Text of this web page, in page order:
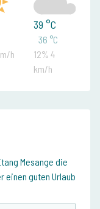
h
39 °C
36 °C
12% 4
km/h
Mesange die
einen guten Urlaub